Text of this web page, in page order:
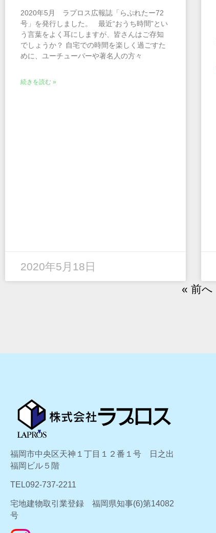
2020年5月 ラプロス広報誌「らぷれたー72
号」を発行しました。 最近“おうち時間”とい
う言葉をよく耳にしますが、皆さんはご存知
でしょうか？ 自宅での時間を楽しく過ごすた
めに、ユーチューバーや著名人の方々
続きを読む »
2020年5月18日
« 前へ
福岡市中央区天神１丁目１２番１号 日之出
福岡ビル５階
TEL092-737-2211
宅地建物取引業登録 福岡県知事(6)第14082
号